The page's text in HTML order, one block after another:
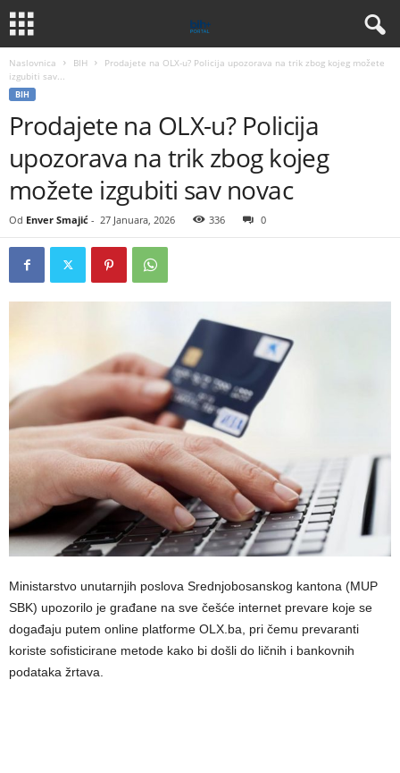
Naslovnica BIH
Prodajete na OLX-u? Policija upozorava na trik zbog kojeg možete
izgubiti sav...
BIH
Prodajete na OLX-u? Policija
upozorava na trik zbog kojeg
možete izgubiti sav novac
Od Enver Smajić - 27 Januara, 2026 336 0
Ministarstvo unutarnjih poslova Srednjobosanskog kantona (MUP
SBK) upozorilo je građane na sve češće internet prevare koje se
događaju putem online platforme OLX.ba, pri čemu prevaranti
koriste sofisticirane metode kako bi došli do ličnih i bankovnih
podataka žrtava.